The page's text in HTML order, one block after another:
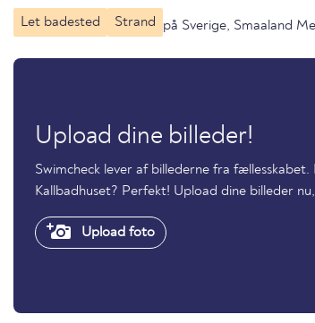
Let badested Strand på Sverige, Smaaland
Upload dine billeder!
Swimcheck lever af billederne fra
Kallbadhuset? Perfekt! Upload dine billeder
Upload foto